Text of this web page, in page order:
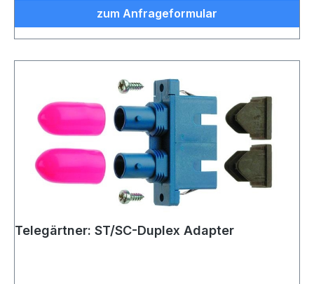
zum Anfrageformular
Telegärtner: ST/SC-Duplex Adapter